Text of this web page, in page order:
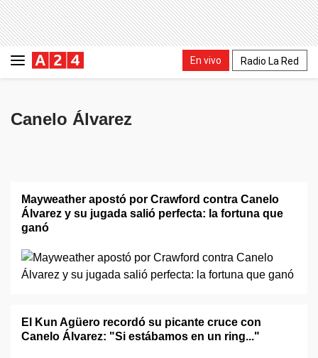
En vivo Radio La Red
Canelo Álvarez
Mayweather apostó por Crawford contra Canelo
Álvarez y su jugada salió perfecta: la fortuna que
ganó
El Kun Agüero recordó su picante cruce con
Canelo Álvarez: "Si estábamos en un ring..."